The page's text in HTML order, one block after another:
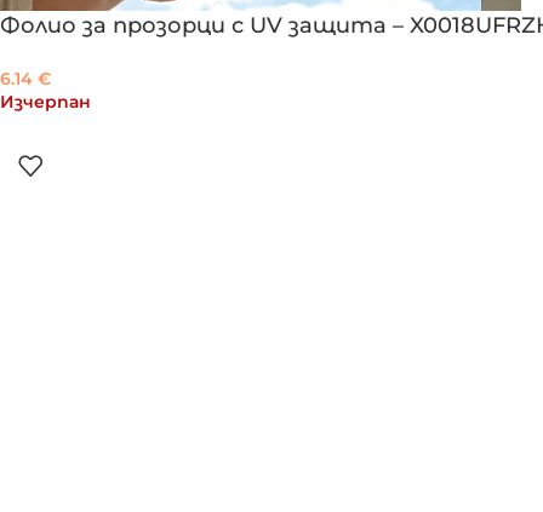
Фолио за прозорци с UV защита –
6.14 €
Изчерпан